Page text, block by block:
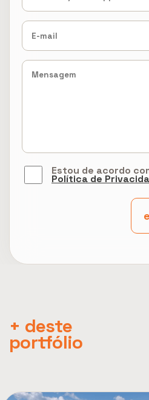
Estou de acordo
Política de
+ deste
portfólio